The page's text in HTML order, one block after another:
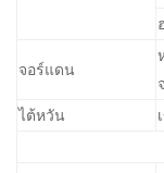
จอร์แดน
ไต้หวัน